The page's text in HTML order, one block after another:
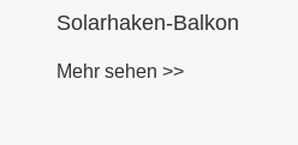
Solarhaken-Balkon
Mehr sehen >>